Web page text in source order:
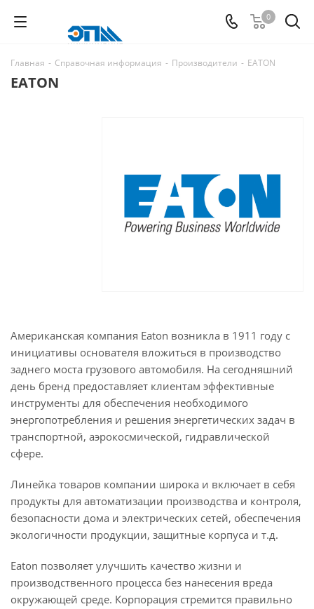
0
Главная - Справочная информация - Производители - EATON
EATON
Американская компания Eaton возникла в 1911 году с
инициативы основателя вложиться в производство
заднего моста грузового автомобиля. На сегодняшний
день бренд предоставляет клиентам эффективные
инструменты для обеспечения необходимого
энергопотребления и решения энергетических задач в
транспортной, аэрокосмической, гидравлической
сфере.
Линейка товаров компании широка и включает в себя
продукты для автоматизации производства и контроля,
безопасности дома и электрических сетей, обеспечения
экологичности продукции, защитные корпуса и т.д.
Eaton позволяет улучшить качество жизни и
производственного процесса без нанесения вреда
окружающей среде. Корпорация стремится правильно